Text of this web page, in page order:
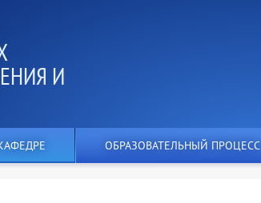
И
ОБРАЗОВАТЕЛЬНЫЙ ПРОЦЕСС